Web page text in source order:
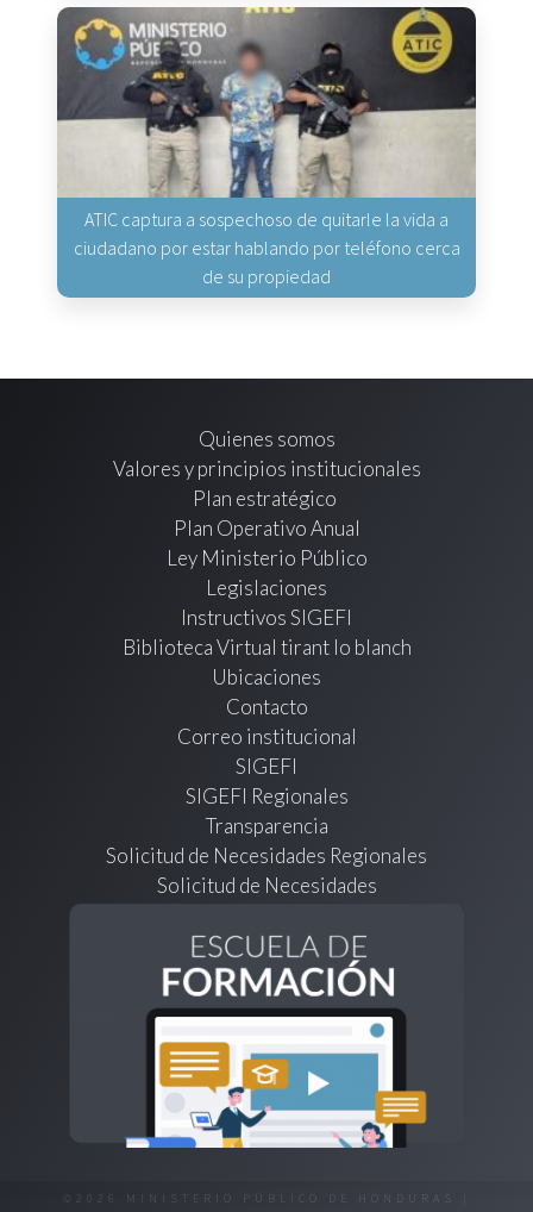
ATIC captura a sospechoso de quitarle la vida a
ciudadano por estar hablando por teléfono cerca
de su propiedad
Quienes somos
Valores y principios institucionales
Plan estratégico
Plan Operativo Anual
Ley Ministerio Público
Legislaciones
Instructivos SIGEFI
Biblioteca Virtual tirant lo blanch
Ubicaciones
Contacto
Correo institucional
SIGEFI
SIGEFI Regionales
Transparencia
Solicitud de Necesidades Regionales
Solicitud de Necesidades
©2026 MINISTERIO PÚBLICO DE HONDURAS |